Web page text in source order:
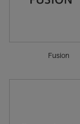
Fusion